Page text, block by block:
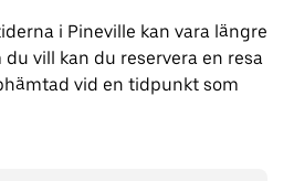
i Pineville kan vara längre
vill kan du reservera en resa
vid en tidpunkt som